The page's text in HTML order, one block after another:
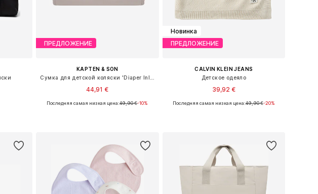
ПРЕДЛОЖЕНИЕ
KAPTEN & SON
44,91 €
Доступные размеры: One Size
Последняя самая низкая цена:49,90 €-10%
Новинка
ПРЕДЛОЖЕНИЕ
CALVIN KLEIN JEANS
Детское одеяло
39,92 €
Доступные размеры: One Size
Последняя самая низкая цена:49,90 €-20%